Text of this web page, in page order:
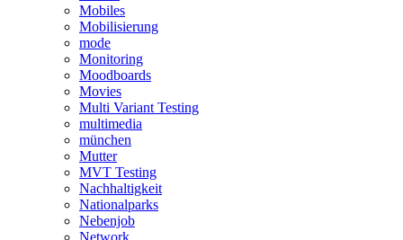
Mobiles
Mobilisierung
mode
Monitoring
Moodboards
Movies
Multi Variant Testing
multimedia
münchen
Mutter
MVT Testing
Nachhaltigkeit
Nationalparks
Nebenjob
Network